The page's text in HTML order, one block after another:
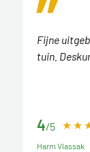
Fijne
tuin.
4/5
Harm Vlassak